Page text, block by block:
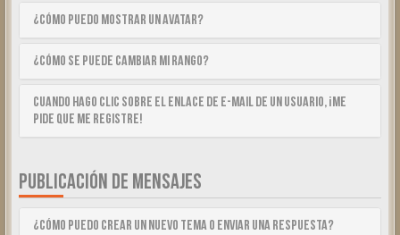
¿Cómo puedo mostrar un avatar?
¿Cómo se puede cambiar mi rango?
Cuando hago clic sobre el enlace de e-mail de un usuario, ¡me
pide que me registre!
PUBLICACIÓN DE MENSAJES
¿Cómo puedo crear un nuevo tema o enviar una respuesta?